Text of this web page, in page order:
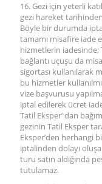
16. Gezi için yeterli
gezi hareket
Böyle bir durumda
tamamı misafire iade
hizmetlerin iadesinde;
bağlantı uçuşu da
sigortası kullanılarak
bu hizmetler
vize başvurusu
iptal edilerek ücret
Tatil Eksper’ dan
gezinin Tatil Eksper
Eksper’den herhangi
iptalinden dolayı
turu satın aldığında
tutulamaz.